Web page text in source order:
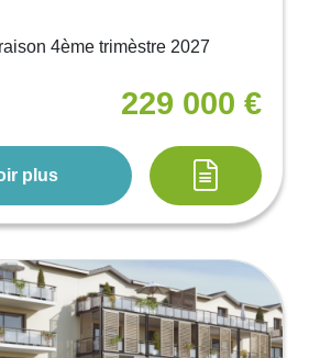
4ème trimèstre 2027
229 000 €
plus